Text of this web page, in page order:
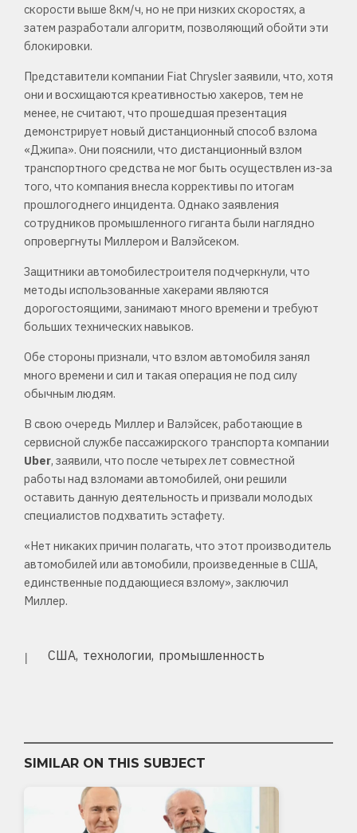
скорости выше 8км/ч, но не при низких скоростях, а
затем разработали алгоритм, позволяющий обойти эти
блокировки.
Представители компании Fiat Chrysler заявили, что, хотя
они и восхищаются креативностью хакеров, тем не
менее, не считают, что прошедшая презентация
демонстрирует новый дистанционный способ взлома
«Джипа». Они пояснили, что дистанционный взлом
транспортного средства не мог быть осуществлен из-за
того, что компания внесла коррективы по итогам
прошлогоднего инцидента. Однако заявления
сотрудников промышленного гиганта были наглядно
опровергнуты Миллером и Валэйсеком.
Защитники автомобилестроителя подчеркнули, что
методы использованные хакерами являются
дорогостоящими, занимают много времени и требуют
больших технических навыков.
Обе стороны признали, что взлом автомобиля занял
много времени и сил и такая операция не под силу
обычным людям.
В свою очередь Миллер и Валэйсек, работающие в
сервисной службе пассажирского транспорта компании
Uber, заявили, что после четырех лет совместной
работы над взломами автомобилей, они решили
оставить данную деятельность и призвали молодых
специалистов подхватить эстафету.
«Нет никаких причин полагать, что этот производитель
автомобилей или автомобили, произведенные в США,
единственные поддающиеся взлому», заключил
Миллер.
США технологии промышленность
SIMILAR ON THIS SUBJECT